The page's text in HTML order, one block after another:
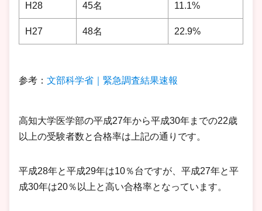
H28 45名 11.1%
H27 48名 22.9%
参考： 文部科学省｜緊急調査結果速報
高知大学医学部の平成27年から平成30年までの22歳
以上の受験者数と合格率は上記の通りです。
平成28年と平成29年は10％台ですが、平成27年と平
成30年は20％以上と高い合格率となっています。